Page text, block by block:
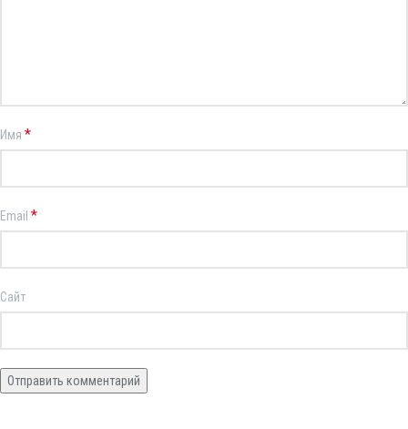
Имя *
Email *
Сайт